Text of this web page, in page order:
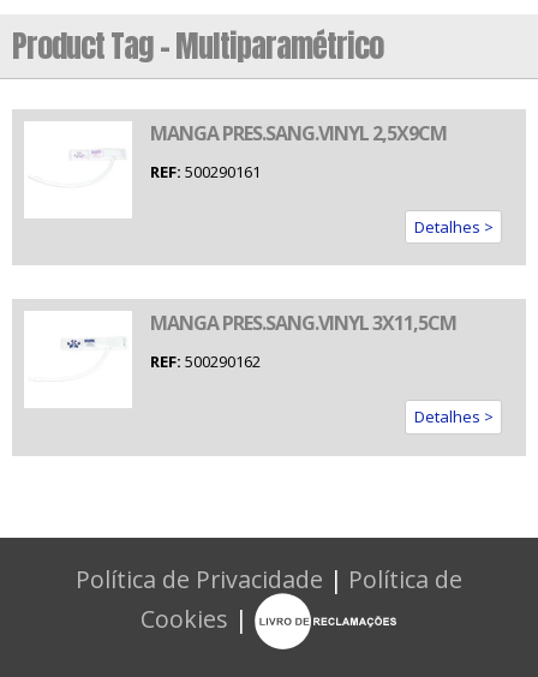
Product Tag - Multiparamétrico
MANGA PRES.SANG.VINYL 2,5X9CM
REF: 500290161
Detalhes >
MANGA PRES.SANG.VINYL 3X11,5CM
REF: 500290162
Detalhes >
Política de Privacidade | Política de
Cookies |